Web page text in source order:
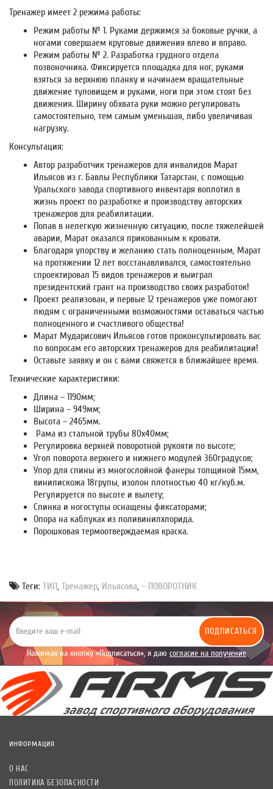
Тренажер имеет 2 режима работы:
Режим работы № 1. Руками держимся за боковые ручки, а
ногами совершаем круговые движения влево и вправо.
Режим работы № 2. Разработка грудного отдела
позвоночника. Фиксируется площадка для ног, руками
взяться за верхнюю планку и начинаем вращательные
движение туловищем и руками, ноги при этом стоят без
движения. Ширину обхвата руки можно регулировать
самостоятельно, тем самым уменьшая, либо увеличивая
нагрузку.
Консультация:
Автор разработчик тренажеров для инвалидов Марат
Ильясов из г. Бавлы Республики Татарстан, с помощью
Уральского завода спортивного инвентаря воплотил в
жизнь проект по разработке и производству авторских
тренажеров для реабилитации.
Попав в нелегкую жизненную ситуацию, после тяжелейшей
аварии, Марат оказался прикованным к кровати.
Благодаря упорству и желанию стать полноценным, Марат
на протяжении 12 лет восстанавливался, самостоятельно
спроектировал 15 видов тренажеров и выиграл
президентский грант на производство своих разработок!
Проект реализован, и первые 12 тренажеров уже помогают
людям с ограниченными возможностями оставаться частью
полноценного и счастливого общества!
Марат Мударисович Ильясов готов проконсультировать вас
по вопросам его авторских тренажеров для реабилитации!
Оставьте заявку и он с вами свяжется в ближайшее время.
Технические характеристики:
Длина – 1190мм;
Ширина – 949мм;
Высота – 2465мм.
Рама из стальной трубы 80х40мм;
Регулировка верхней поворотной рукояти по высоте;
Угол поворота верхнего и нижнего модулей 360градусов;
Упор для спины из многослойной фанеры толщиной 15мм,
винилискожа 18групы, изолон плотностью 40 кг/куб.м.
Регулируется по высоте и вылету;
Спинка и ногоступы оснащены фиксаторами;
Опора на каблуках из поливинилхлорида.
Порошковая термоотверждаемая краска.
Теги: ТИП, Тренажер, Ильясова, – ПОВОРОТНИК
ПОДПИСАТЬСЯ
Нажимая на кнопку «Подписаться», я даю согласие на получение
уведомлений рекламного характера.
ИНФОРМАЦИЯ
О НАС
ПОЛИТИКА БЕЗОПАСНОСТИ